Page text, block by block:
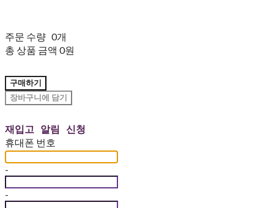
주문 수량 0개
총 상품 금액 0원
구매하기
장바구니에 담기
재입고 알림 신청
휴대폰 번호
-
-